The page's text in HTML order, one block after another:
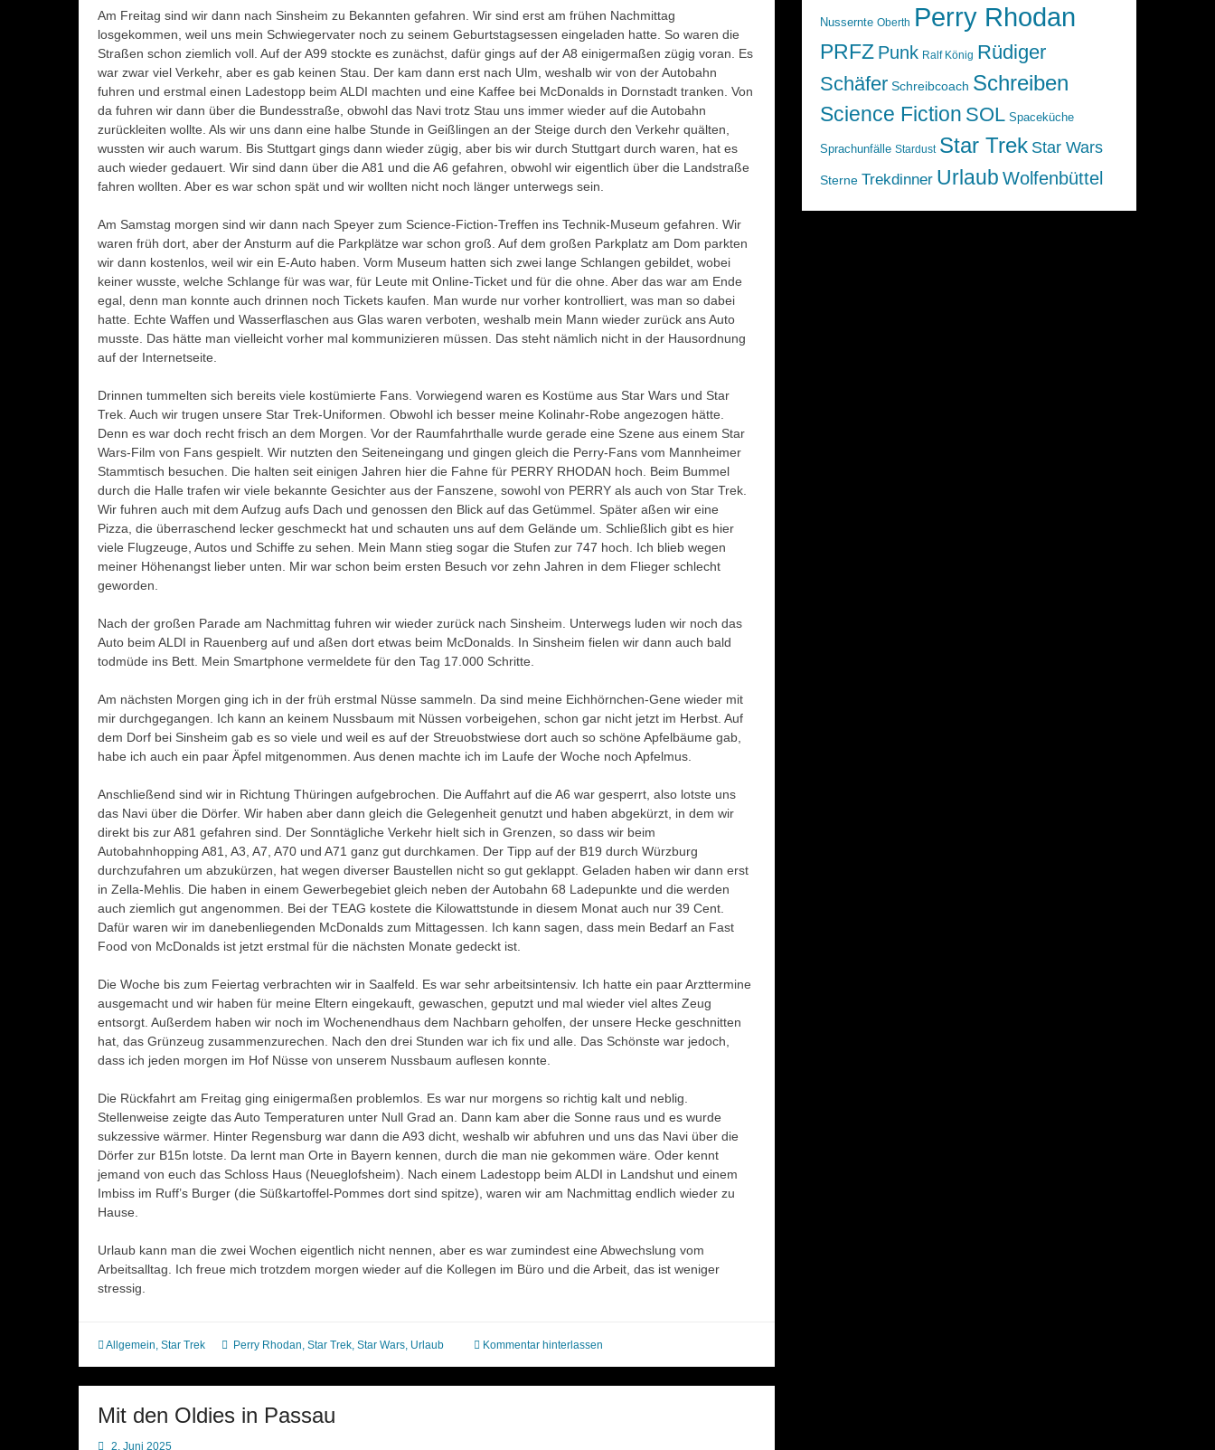
Am Freitag sind wir dann nach Sinsheim zu Bekannten gefahren. Wir sind erst am frühen Nachmittag
losgekommen, weil uns mein Schwiegervater noch zu seinem Geburtstagsessen eingeladen hatte. So waren die
Straßen schon ziemlich voll. Auf der A99 stockte es zunächst, dafür gings auf der A8 einigermaßen zügig voran. Es
war zwar viel Verkehr, aber es gab keinen Stau. Der kam dann erst nach Ulm, weshalb wir von der Autobahn
fuhren und erstmal einen Ladestopp beim ALDI machten und eine Kaffee bei McDonalds in Dornstadt tranken. Von
da fuhren wir dann über die Bundesstraße, obwohl das Navi trotz Stau uns immer wieder auf die Autobahn
zurückleiten wollte. Als wir uns dann eine halbe Stunde in Geißlingen an der Steige durch den Verkehr quälten,
wussten wir auch warum. Bis Stuttgart gings dann wieder zügig, aber bis wir durch Stuttgart durch waren, hat es
auch wieder gedauert. Wir sind dann über die A81 und die A6 gefahren, obwohl wir eigentlich über die Landstraße
fahren wollten. Aber es war schon spät und wir wollten nicht noch länger unterwegs sein.
Am Samstag morgen sind wir dann nach Speyer zum Science-Fiction-Treffen ins Technik-Museum gefahren. Wir
waren früh dort, aber der Ansturm auf die Parkplätze war schon groß. Auf dem großen Parkplatz am Dom parkten
wir dann kostenlos, weil wir ein E-Auto haben. Vorm Museum hatten sich zwei lange Schlangen gebildet, wobei
keiner wusste, welche Schlange für was war, für Leute mit Online-Ticket und für die ohne. Aber das war am Ende
egal, denn man konnte auch drinnen noch Tickets kaufen. Man wurde nur vorher kontrolliert, was man so dabei
hatte. Echte Waffen und Wasserflaschen aus Glas waren verboten, weshalb mein Mann wieder zurück ans Auto
musste. Das hätte man vielleicht vorher mal kommunizieren müssen. Das steht nämlich nicht in der Hausordnung
auf der Internetseite.
Drinnen tummelten sich bereits viele kostümierte Fans. Vorwiegend waren es Kostüme aus Star Wars und Star
Trek. Auch wir trugen unsere Star Trek-Uniformen. Obwohl ich besser meine Kolinahr-Robe angezogen hätte.
Denn es war doch recht frisch an dem Morgen. Vor der Raumfahrthalle wurde gerade eine Szene aus einem Star
Wars-Film von Fans gespielt. Wir nutzten den Seiteneingang und gingen gleich die Perry-Fans vom Mannheimer
Stammtisch besuchen. Die halten seit einigen Jahren hier die Fahne für PERRY RHODAN hoch. Beim Bummel
durch die Halle trafen wir viele bekannte Gesichter aus der Fanszene, sowohl von PERRY als auch von Star Trek.
Wir fuhren auch mit dem Aufzug aufs Dach und genossen den Blick auf das Getümmel. Später aßen wir eine
Pizza, die überraschend lecker geschmeckt hat und schauten uns auf dem Gelände um. Schließlich gibt es hier
viele Flugzeuge, Autos und Schiffe zu sehen. Mein Mann stieg sogar die Stufen zur 747 hoch. Ich blieb wegen
meiner Höhenangst lieber unten. Mir war schon beim ersten Besuch vor zehn Jahren in dem Flieger schlecht
geworden.
Nach der großen Parade am Nachmittag fuhren wir wieder zurück nach Sinsheim. Unterwegs luden wir noch das
Auto beim ALDI in Rauenberg auf und aßen dort etwas beim McDonalds. In Sinsheim fielen wir dann auch bald
todmüde ins Bett. Mein Smartphone vermeldete für den Tag 17.000 Schritte.
Am nächsten Morgen ging ich in der früh erstmal Nüsse sammeln. Da sind meine Eichhörnchen-Gene wieder mit
mir durchgegangen. Ich kann an keinem Nussbaum mit Nüssen vorbeigehen, schon gar nicht jetzt im Herbst. Auf
dem Dorf bei Sinsheim gab es so viele und weil es auf der Streuobstwiese dort auch so schöne Apfelbäume gab,
habe ich auch ein paar Äpfel mitgenommen. Aus denen machte ich im Laufe der Woche noch Apfelmus.
Anschließend sind wir in Richtung Thüringen aufgebrochen. Die Auffahrt auf die A6 war gesperrt, also lotste uns
das Navi über die Dörfer. Wir haben aber dann gleich die Gelegenheit genutzt und haben abgekürzt, in dem wir
direkt bis zur A81 gefahren sind. Der Sonntägliche Verkehr hielt sich in Grenzen, so dass wir beim
Autobahnhopping A81, A3, A7, A70 und A71 ganz gut durchkamen. Der Tipp auf der B19 durch Würzburg
durchzufahren um abzukürzen, hat wegen diverser Baustellen nicht so gut geklappt. Geladen haben wir dann erst
in Zella-Mehlis. Die haben in einem Gewerbegebiet gleich neben der Autobahn 68 Ladepunkte und die werden
auch ziemlich gut angenommen. Bei der TEAG kostete die Kilowattstunde in diesem Monat auch nur 39 Cent.
Dafür waren wir im danebenliegenden McDonalds zum Mittagessen. Ich kann sagen, dass mein Bedarf an Fast
Food von McDonalds ist jetzt erstmal für die nächsten Monate gedeckt ist.
Die Woche bis zum Feiertag verbrachten wir in Saalfeld. Es war sehr arbeitsintensiv. Ich hatte ein paar Arzttermine
ausgemacht und wir haben für meine Eltern eingekauft, gewaschen, geputzt und mal wieder viel altes Zeug
entsorgt. Außerdem haben wir noch im Wochenendhaus dem Nachbarn geholfen, der unsere Hecke geschnitten
hat, das Grünzeug zusammenzurechen. Nach den drei Stunden war ich fix und alle. Das Schönste war jedoch,
dass ich jeden morgen im Hof Nüsse von unserem Nussbaum auflesen konnte.
Die Rückfahrt am Freitag ging einigermaßen problemlos. Es war nur morgens so richtig kalt und neblig.
Stellenweise zeigte das Auto Temperaturen unter Null Grad an. Dann kam aber die Sonne raus und es wurde
sukzessive wärmer. Hinter Regensburg war dann die A93 dicht, weshalb wir abfuhren und uns das Navi über die
Dörfer zur B15n lotste. Da lernt man Orte in Bayern kennen, durch die man nie gekommen wäre. Oder kennt
jemand von euch das Schloss Haus (Neueglofsheim). Nach einem Ladestopp beim ALDI in Landshut und einem
Imbiss im Ruff’s Burger (die Süßkartoffel-Pommes dort sind spitze), waren wir am Nachmittag endlich wieder zu
Hause.
Urlaub kann man die zwei Wochen eigentlich nicht nennen, aber es war zumindest eine Abwechslung vom
Arbeitsalltag. Ich freue mich trotzdem morgen wieder auf die Kollegen im Büro und die Arbeit, das ist weniger
stressig.
Allgemein Star Trek Perry Rhodan Star Trek Star Wars Urlaub Kommentar hinterlassen
Mit den Oldies in Passau
2. Juni 2025
Nussernte Oberth Perry Rhodan
PRFZ Punk Ralf König Rüdiger
Schäfer Schreibcoach Schreiben
Science Fiction SOL Spaceküche
Sprachunfälle Stardust Star Trek Star Wars
Sterne Trekdinner Urlaub Wolfenbüttel